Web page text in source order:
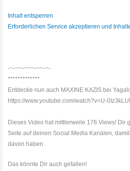
Inhalt entsperren
Erforderlichen Service akzeptieren und
-~-~~-~~~-~~-~-
*************
Entdecke nun auch MAXINE KAZIS bei
https://www.youtube.com/watch?v=U-
Dieses Video hat mittlerweile 176 Views! Dir
Seite auf deinen Social Media Kanälen,
davon haben.
Das könnte Dir auch gefallen!